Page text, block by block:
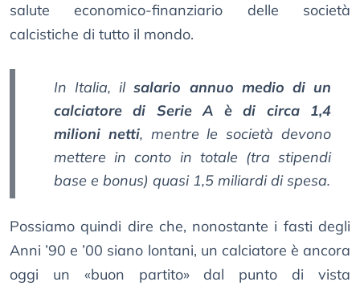
salute economico-finanziario delle società
calcistiche di tutto il mondo.
In Italia, ilsalario annuo medio di un
calciatore di Serie A è di circa 1,4
milioni netti, mentre le società devono
mettere in conto in totale (tra stipendi
base e bonus) quasi 1,5 miliardi di spesa.
Possiamo quindi dire che, nonostante i fasti degli
Anni ’90 e ’00 siano lontani, un calciatore è ancora
oggi un «buon partito» dal punto di vista